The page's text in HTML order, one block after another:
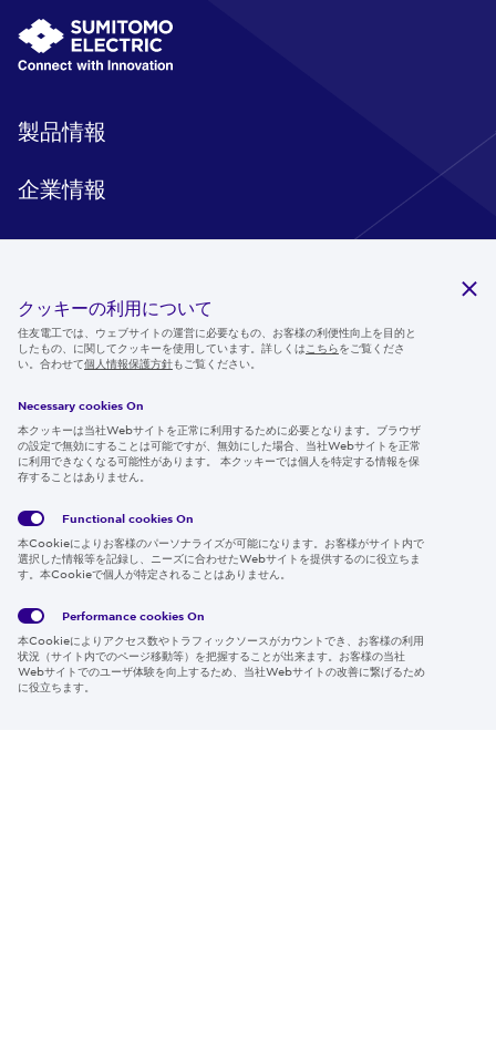
製品情報
企業情報
研究開発
サステナビリティ
ニュースルーム
IR情報
採用情報
Follow us
Privacy
Policy
利用規
約
Media
Policy
クッキ
ー情報
クッキーの利用について
住友電工では、ウェブサイトの運営に必要なもの、お客様の利便性向上を目的と
したもの、に関してクッキーを使用しています。詳しくは こちらをご覧くださ
い。合わせて個人情報保護方針もご覧ください。
Necessary cookies On
本クッキーは当社Webサイトを正常に利用するために必要となります。ブラウザ
の設定で無効にすることは可能ですが、無効にした場合、当社Webサイトを正常
に利用できなくなる可能性があります。 本クッキーでは個人を特定する情報を保
存することはありません。
Functional cookies On
本Cookieによりお客様のパーソナライズが可能になります。お客様がサイト内で
選択した情報等を記録し、ニーズに合わせたWebサイトを提供するのに役立ちま
す。本Cookieで個人が特定されることはありません。
Performance cookies On
本Cookieによりアクセス数やトラフィックソースがカウントでき、お客様の利用
状況（サイト内でのページ移動等）を把握することが出来ます。お客様の当社
Webサイトでのユーザ体験を向上するため、当社Webサイトの改善に繋げるため
に役立ちます。